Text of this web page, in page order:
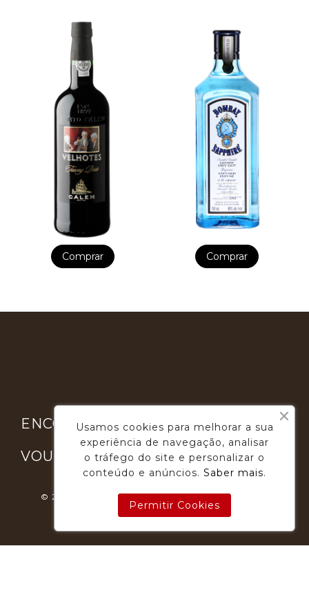
Comprar Comprar
ENCONTRE-NOS 
VOUGA GOURMET
© 2026 - Desenvolvimento E Suporte: Webfeel.pt
Usamos cookies para melhorar a sua
experiência de navegação, analisar
o tráfego do site e personalizar o
conteúdo e anúncios. Saber mais.
Permitir Cookies